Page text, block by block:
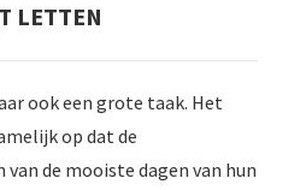
LETTEN
ook een grote taak. Het
op dat de
de mooiste dagen van hun